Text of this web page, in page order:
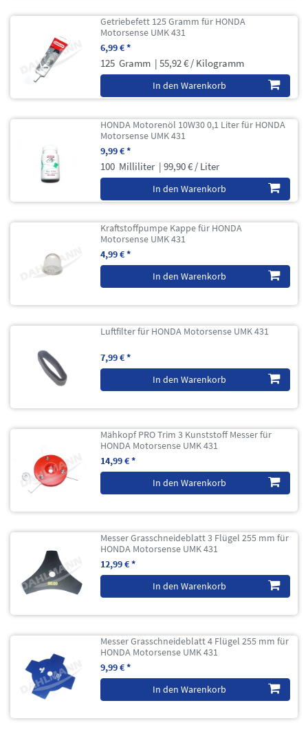
Getriebefett 125 Gramm für HONDA
Motorsense UMK 431
6,99 € *
125 Gramm | 55,92 € / Kilogramm
In den Warenkorb
HONDA Motorenöl 10W30 0,1 Liter für HONDA
Motorsense UMK 431
9,99 € *
100 Milliliter | 99,90 € / Liter
In den Warenkorb
Kraftstoffpumpe Kappe für HONDA
Motorsense UMK 431
4,99 € *
In den Warenkorb
Luftfilter für HONDA Motorsense UMK 431
7,99 € *
In den Warenkorb
Mähkopf PRO Trim 3 Kunststoff Messer für
HONDA Motorsense UMK 431
14,99 € *
In den Warenkorb
Messer Grasschneideblatt 3 Flügel 255 mm für
HONDA Motorsense UMK 431
12,99 € *
In den Warenkorb
Messer Grasschneideblatt 4 Flügel 255 mm für
HONDA Motorsense UMK 431
9,99 € *
In den Warenkorb